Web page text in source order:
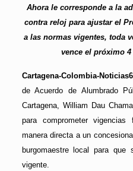
Ahora le corresponde a la
contra reloj para ajustar el
a las normas vigentes, toda
vence el próximo 4
Cartagena-Colombia-
de Acuerdo de Alumbrado
Cartagena, William Dau
para comprometer
manera directa a un
burgomaestre local para que
vigente.